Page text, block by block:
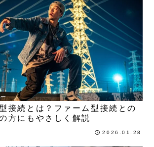
接続とは？ファーム型接続との
方にもやさしく解説
2026.01.28